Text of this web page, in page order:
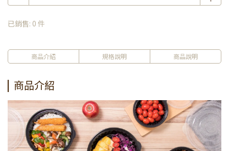
已銷售: 0 件
商品介紹 規格說明 商品說明
商品介紹